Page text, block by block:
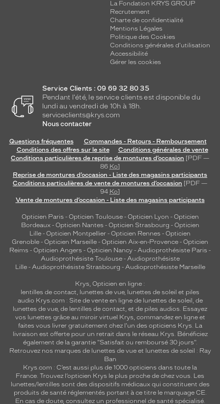
La Fondation KRYS GROUP
Recrutement
Charte de confidentialité
Mentions Légales
Politique des Cookies
Conditions générales d'utilisation
Accessibilité
Gérer les cookies
Service Clients : 09 69 32 80 35
Pendant l'été, le service clients est disponible du
lundi au vendredi de 10h à 18h.
serviceclients@krys.com
Nous contacter
Questions fréquentes
Commandes - Retours - Remboursement
Conditions des offres sur le site
Conditions générales de vente
Conditions particulières de reprise de montures d’occasion [PDF —
86 Ko]
Reprise de montures d’occasion - Liste des magasins participants
Conditions particulières de vente de montures d’occasion [PDF —
94 Ko]
Vente de montures d’occasion - Liste des magasins participants
Opticien Paris - Opticien Toulouse- Opticien Lyon - Opticien
Bordeaux- Opticien Nantes - Opticien Strasbourg - Opticien
Lille - Opticien Montpellier - Opticien Rennes - Opticien
Grenoble - Opticien Marseille - Opticien Aix-en-Provence - Opticien
Reims - Opticien Angers - Opticien Nancy - Audioprothésiste Paris -
Audioprothésiste Toulouse- Audioprothésiste
Lille- Audioprothésiste Strasbourg - Audioprothésiste Marseille
Krys, Opticien en ligne :
lentilles de contact, lunettes de vue, lunettes de soleil et piles
audio Krys.com : Site de vente en ligne de lunettes de soleil, de
lunettes de vue, de lentilles de contact, et de piles audios. Essayez
vos lunettes grâce au miroir virtuel Krys, commandez en ligne et
faites vous livrer gratuitement chez l'un des opticiens Krys. La
livraison est offerte pour un retrait dans le réseau Krys. Bénéficiez
également de la garantie "Satisfait ou remboursé 30 jours".
Retrouvez nos marques de lunettes de vue et lunettes de soleil : Ray
Ban
Krys.com : C’est aussi plus de 1000 opticiens dans toute la
France. Trouvez l’opticien Krys le plus proche de chez vous. Les
lunettes/lentilles sont des dispositifs médicaux qui constituent des
produits de santé réglementés portant à ce titre le marquage CE.
En cas de doute, consultez un professionnel de santé spécialisé.